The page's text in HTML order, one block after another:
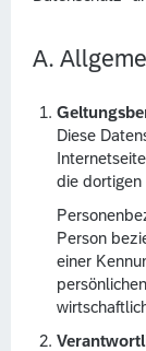
A.
Diese
die dortigen
Person
einer